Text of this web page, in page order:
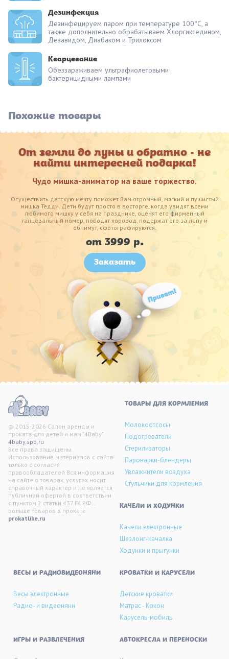
Дезинфекция
Дезинфецируем паром при температуре 100°С, а
также дополнительно обрабатываем Хлоргикседином,
Дезавидом, Диабаком и Трилоксом
Кварцевание
Обеззараживаем ультрафиолетовыми
бактерицидными лампами
Похожие товары
От земли до луны и обратно - не
найти интересней подарка!
Чудо мишка-аниматор на ваше торжество.
Осуществить детскую мечту поможет Вам огромный, мягкий и пушистый
мишка Тедди. Дети будут просто в восторге, когда увидят всеми
любимого мишку у себя на празднике, оценят его фирменный
танцевальный номер, поводят хоровод, подержат его за лапу и
обнимут, сфотографируются.
от 3999 р.
Заказать
© 2015-2026 Салон аренды и
проката для детей и мам "4Baby"
4baby.spb.ru
Все права защищены.
Использование материалов с сайта
только с согласия
правообладателей Вся информация
на сайте о товарах, услугах носит
справочный характер и не является
публичной офертой в соответствии
с пунктом 2 статьи 437 ГК РФ. .
Больше товаров в прокате
prokatlike.ru
ТОВАРЫ ДЛЯ КОРМЛЕНИЯ
Молокоотсосы
Подогреватели
Стерилизаторы
Пароварки-блендеры
Увлажнители воздуха
Стульчики для кормления
KАЧЕЛИ И ХОДУНКИ
Качели электронные
Шезлонг-качалка
Ходунки и прыгунки
ВЕСЫ И РАДИОВИДЕОНЯНИ
Весы электронные
Радио- и видеоняни
КРОВАТКИ И КАРУСЕЛИ
Детские кроватки
Матрас - Кокон
Карусель-мобиль
ИГРЫ И РАЗВЛЕЧЕНИЯ АВТОКРЕСЛА И ПЕРЕНОСКИ